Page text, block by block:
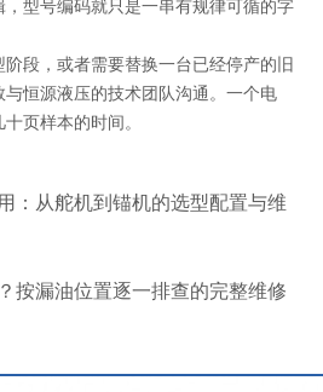
型号编码就只是一串有规律可循的字
段，或者需要替换一台已经停产的旧
恒源液压的技术团队沟通。一个电
页样本的时间。
：从舵机到锚机的选型配置与维
按漏油位置逐一排查的完整维修